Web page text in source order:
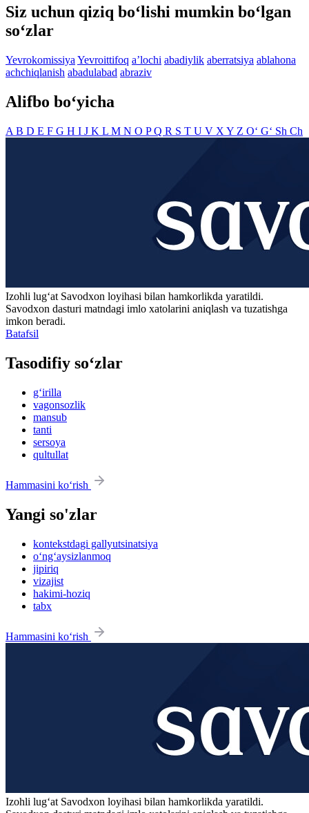
Siz uchun qiziq bo‘lishi mumkin bo‘lgan
so‘zlar
Yevrokomissiya Yevroittifoq aʼlochi abadiylik aberratsiya ablahona
achchiqlanish abadulabad abraziv
Alifbo bo‘yicha
A B D E F G H I J K L M N O PQ R S T U V X Y Z O‘ G‘ Sh Ch
Izohli lugʻat Savodxon loyihasi bilan hamkorlikda yaratildi.
Savodxon dasturi matndagi imlo xatolarini aniqlash va tuzatishga
imkon beradi.
Batafsil
Tasodifiy so‘zlar
g‘irilla
vagonsozlik
mansub
tanti
sersoya
qultullat
Hammasini ko‘rish
Yangi so'zlar
kontekstdagi gallyutsinatsiya
o‘ng‘aysizlanmoq
jipiriq
vizajist
hakimi-hoziq
tabx
Hammasini ko‘rish
Izohli lugʻat Savodxon loyihasi bilan hamkorlikda yaratildi.